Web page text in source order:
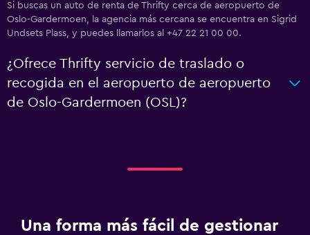
Si buscas un auto de renta de Thrifty cerca de aeropuerto de
Oslo-Gardermoen, la agencia más cercana se encuentra en Sigrid
Undsets Plass, y puedes llamarlos al +47 22 21 00 00.
¿Ofrece Thrifty servicio de traslado o
recogida en el aeropuerto de aeropuerto
de Oslo-Gardermoen (OSL)?
Una forma más fácil de gestionar